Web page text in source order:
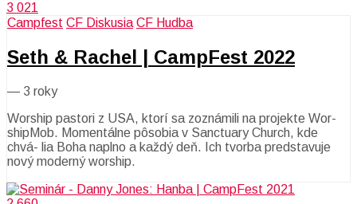
3 021
Campfest CF Diskusia CF Hudba
Seth & Rachel | CampFest 2022
— 3 roky
Worship pastori z USA, ktorí sa zoznámili na projekte Wor-
shipMob. Momentálne pôsobia v Sanctuary Church, kde
chvá- lia Boha naplno a každý deň. Ich tvorba predstavuje
nový moderný worship.